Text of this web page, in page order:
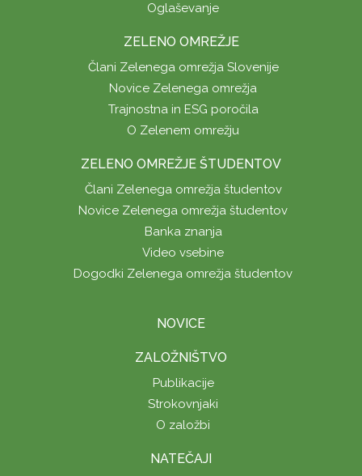
Oglaševanje
ZELENO OMREŽJE
Člani Zelenega omrežja Slovenije
Novice Zelenega omrežja
Trajnostna in ESG poročila
O Zelenem omrežju
ZELENO OMREŽJE ŠTUDENTOV
Člani Zelenega omrežja študentov
Novice Zelenega omrežja študentov
Banka znanja
Video vsebine
Dogodki Zelenega omrežja študentov
NOVICE
ZALOŽNIŠTVO
Publikacije
Strokovnjaki
O založbi
NATEČAJI